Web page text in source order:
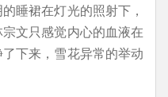
睡裙在灯光的照射下，
文只感觉内心的血液在
下来，雪花异常的举动